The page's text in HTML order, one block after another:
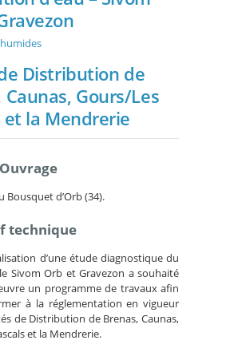
Distribution de
Caunas, Gours/Les
et la Mendrerie
Bousquet d’Orb (34).
technique
d’une étude diagnostique du
Sivom Orb et Gravezon a souhaité
un programme de travaux afin
à la réglementation en vigueur
de Distribution de Brenas, Caunas,
et la Mendrerie.